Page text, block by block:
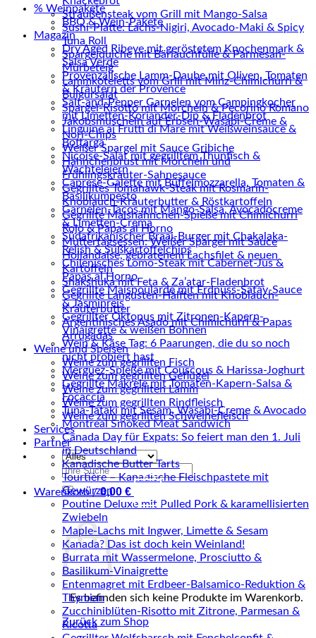
Straußensteak vom Grill mit Mango-Salsa
Sushi-Platte: Lachs-Nigiri, Avocado-Maki & Spicy
Tuna Roll
Spargelquiche mit Bärlauchfülle & Parmesan-
Mürbeteig
Lammkoteletts vom Grill mit Minz-Chimichurri &
Bulgursalat
Spargel-Risotto mit Morcheln & Pecorino Romano
Jakobsmuscheln auf Erbsen-Wasabi-Creme &
Nori-Chips
Weißer Spargel mit Sauce Gribiche
Hähnchenbrust mit Morcheln und
Frühlingskräuter-Sahnesauce
Gegrilltes Tomahawk-Steak mit Rosmarin-
Knoblauch-Kräuterbutter & Röstkartoffeln
Gegrillte Maishähnchen-Spieße mit Chimichurri
Rojo & Papas al Horno
Muttertagsessen: Weißer Spargel mit Sauce
Hollandaise, gebratenem Lachsfilet & neuen
Kartoffeln
Shakshuka mit Feta & Za’atar-Fladenbrot
Gegrillte Langusten-Hälften mit Knoblauch-
Kräuterbutter
Argentinisches Asado mit Chimichurri & Papas
Arrugadas
Weine und Speisen
Weine zum gegrillten Fisch
Weine zum gegrillten Geflügel
Weine zum gegrillten Lamm
Weine zum gegrillten Rindfleisch
Weine zum gegrillten Schweinefleisch
Services
Partner
Suchen
nach:
Warenkorb /0,00 €
Es befinden sich keine Produkte im Warenkorb.
Zurück zum Shop
% Weinpakete
BBQ & Wein-Pakete
Magazin
Dry Aged Ribeye mit geröstetem Knochenmark &
Salsa Verde
Provenzalische Lamm-Daube mit Oliven, Tomaten
& Kräutern der Provence
Salt-and-Pepper Garnelen vom Campingkocher
mit Limetten-Koriander-Dip & Fladenbrot
Linguine ai Frutti di Mare mit Weißweinsauce &
Bottarga
Niçoise-Salat mit gegrilltem Thunfisch &
Wachteleiern
Caprese-Galette mit Büffelmozzarella, Tomaten &
Basilikumpesto
Garnelen-Tacos mit Mango-Salsa, Avocadocreme
& Limetten-Crema
Südafrikanischer Braai-Burger mit Chakalaka-
Relish & Süßkartoffelchips
Chilenisches Lomo-Steak mit Cabernet-Jus &
Papas al Horno
Gegrillte Maispoularde mit Erdnuss-Satay-Sauce
& Jasminreis
Gegrillter Oktopus mit Zitronen-Kapern-
Vinaigrette & weißen Bohnen
Wein & Käse Tag: 6 Paarungen, die du so noch
nicht probiert hast
Merguez-Spieße mit Couscous & Harissa-Joghurt
Gegrillte Makrele mit Tomaten-Kapern-Salsa &
Focaccia
Tuna-Tataki mit Sesam, Wasabi-Creme & Avocado
Montreal Smoked Meat Sandwich
Canada Day für Expats: So feiert man den 1. Juli
in Deutschland
Kanadische Butter Tarts
Tourtière – Kanadische Fleischpastete mit
Gewürzen
Poutine Deluxe mit Pulled Pork & karamellisierten
Zwiebeln
Maple-Lachs mit Ingwer, Limette & Sesam
Kanada? Das ist doch kein Weinland!
Burrata mit Wassermelone, Prosciutto &
Basilikum-Vinaigrette
Entenmagret mit Erdbeer-Balsamico-Reduktion &
Thymian
Zucchiniblüten-Risotto mit Zitrone, Parmesan &
Ricotta